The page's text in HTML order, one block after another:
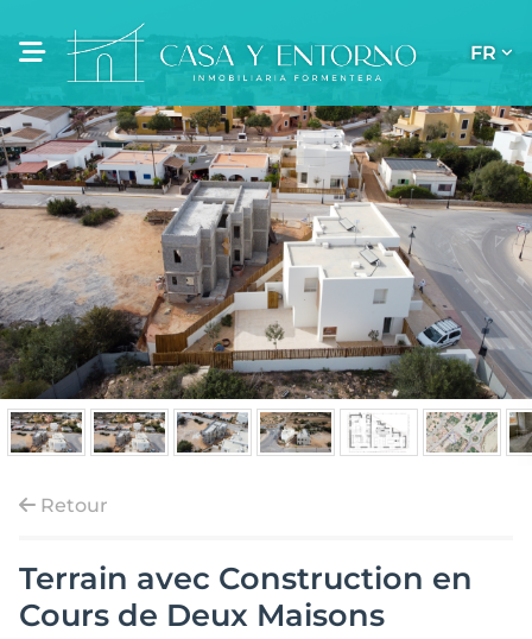
FR
Retour
Terrain avec Construction en
Cours de Deux Maisons